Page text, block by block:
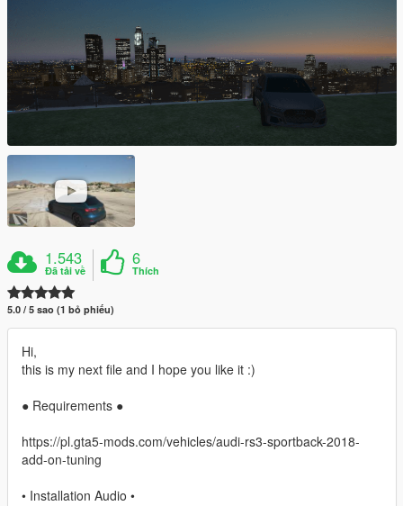
1.543
Đã tải về
6
Thích
5.0 / 5 sao (1 bỏ phiếu)
Hi,
this is my next file and I hope you like it :)
● Requirements ●
https://pl.gta5-mods.com/vehicles/audi-rs3-sportback-2018-
add-on-tuning
• Installation Audio •